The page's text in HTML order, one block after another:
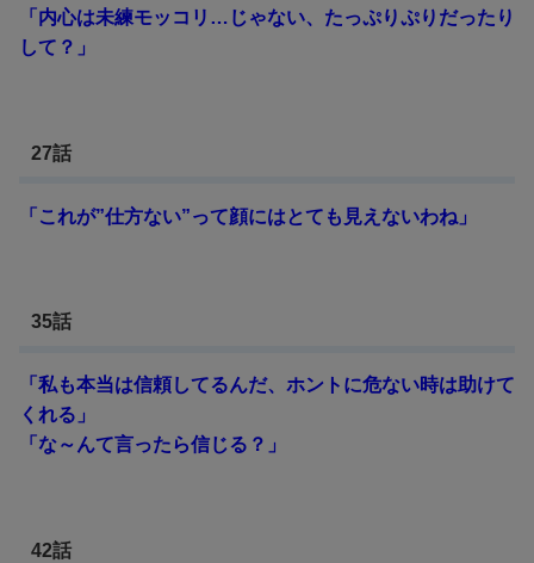
「内心は未練モッコリ…じゃない、たっぷりぷりだったり
して？」
27話
「これが”仕方ない”って顔にはとても見えないわね」
35話
「私も本当は信頼してるんだ、ホントに危ない時は助けて
くれる」
「な～んて言ったら信じる？」
42話